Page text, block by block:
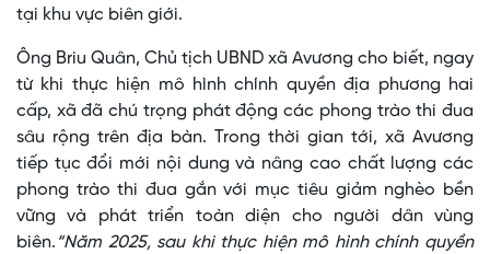
tại khu vực biên giới.
Ông Briu Quân, Chủ tịch UBND xã Avương cho biết, ngay
từ khi thực hiện mô hình chính quyền địa phương hai
cấp, xã đã chú trọng phát động các phong trào thi đua
sâu rộng trên địa bàn. Trong thời gian tới, xã Avương
tiếp tục đổi mới nội dung và nâng cao chất lượng các
phong trào thi đua gắn với mục tiêu giảm nghèo bền
vững và phát triển toàn diện cho người dân vùng
biên. “Năm 2025, sau khi thực hiện mô hình chính quyền